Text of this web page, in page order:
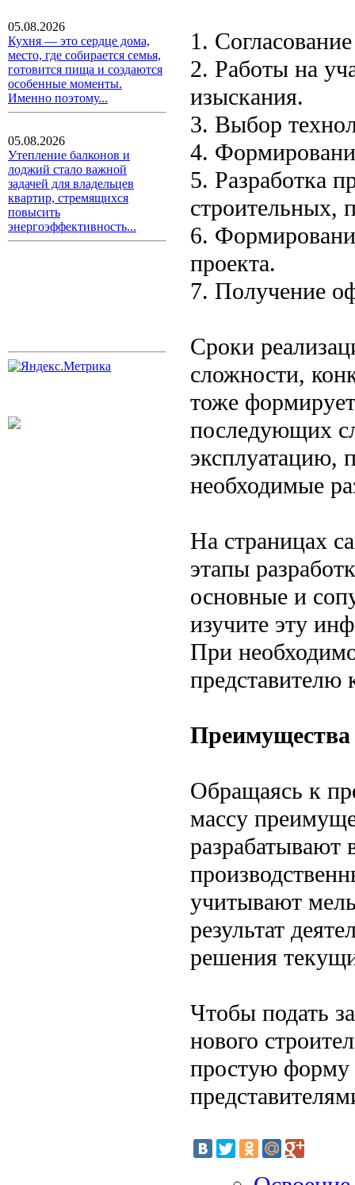
05.08.2026
Кухня — это сердце дома,
место, где собирается семья,
готовится пища и создаются
особенные моменты.
Именно поэтому...
05.08.2026
Утепление балконов и
лоджий стало важной
задачей для владельцев
квартир, стремящихся
повысить
энергоэффективность...
1.
2. Работы на
изыскания.
3. Выбор
4.
5. Разработка
строительных,
6.
проекта.
7. Получение
Сроки
сложности,
тоже
последующих
необходимые
На страницах
этапы
основные и
изучите эту
При
представителю
Обращаясь к
массу
разрабатывают
учитывают
результат
решения
Чтобы подать
нового
простую форму